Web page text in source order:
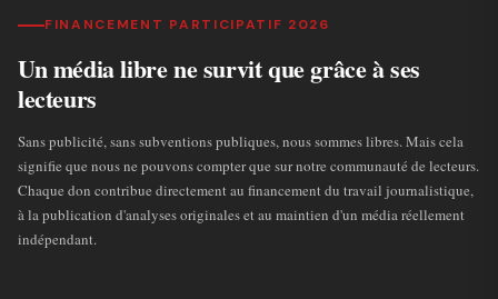
FINANCEMENT PARTICIPATIF 2026
Un média libre ne survit que grâce à ses
lecteurs
Sans publicité, sans subventions publiques, nous sommes libres. Mais cela
signifie que nous ne pouvons compter que sur notre communauté de lecteurs.
Chaque don contribue directement au financement du travail journalistique,
à la publication d'analyses originales et au maintien d'un média réellement
indépendant.